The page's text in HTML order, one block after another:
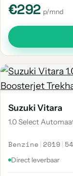
€292 p/mnd
Suzuki Vitara
1.0 Select
Benzine | 2019 |
Direct leverbaar